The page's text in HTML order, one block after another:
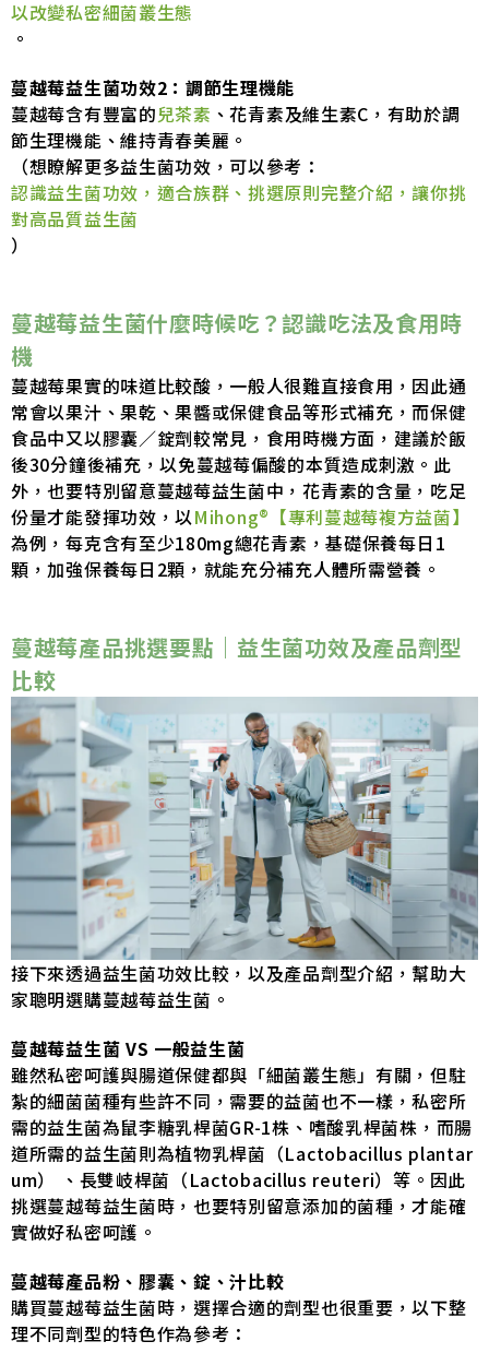
以改變私密細菌叢生態
。
蔓越莓益生菌功效2：調節生理機能
蔓越莓含有豐富的兒茶素 、花青素及維生素C，有助於調
節生理機能、維持青春美麗。
（想瞭解更多益生菌功效，可以參考：
認識益生菌功效，適合族群、挑選原則完整介紹，讓你挑
對高品質益生菌
）
蔓越莓益生菌什麼時候吃？認識吃法及食用時
機
蔓越莓果實的味道比較酸，一般人很難直接食用，因此通
常會以果汁、果乾、果醬或保健食品等形式補充，而保健
食品中又以膠囊／錠劑較常見，食用時機方面，建議於飯
後30分鐘後補充，以免蔓越莓偏酸的本質造成刺激。此
外，也要特別留意蔓越莓益生菌中，花青素的含量，吃足
份量才能發揮功效，以Mihong®【專利蔓越莓複方益菌】
為例，每克含有至少180mg總花青素，基礎保養每日1
顆，加強保養每日2顆，就能充分補充人體所需營養。
蔓越莓產品挑選要點｜益生菌功效及產品劑型
比較
接下來透過益生菌功效比較，以及產品劑型介紹，幫助大
家聰明選購蔓越莓益生菌。
蔓越莓益生菌 VS 一般益生菌
雖然私密呵護與腸道保健都與「細菌叢生態」有關，但駐
紮的細菌菌種有些許不同，需要的益菌也不一樣，私密所
需的益生菌為鼠李糖乳桿菌GR-1株、嗜酸乳桿菌株，而腸
道所需的益生菌則為植物乳桿菌（Lactobacillus plantar
um） 、長雙岐桿菌（Lactobacillus reuteri）等。因此
挑選蔓越莓益生菌時，也要特別留意添加的菌種，才能確
實做好私密呵護。
蔓越莓產品粉、膠囊、錠、汁比較
購買蔓越莓益生菌時，選擇合適的劑型也很重要，以下整
理不同劑型的特色作為參考：